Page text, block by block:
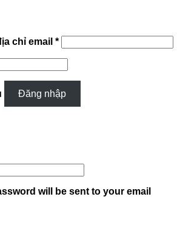
chỉ email *Bắt
buộc
Đăng nhập
will be sent to your email